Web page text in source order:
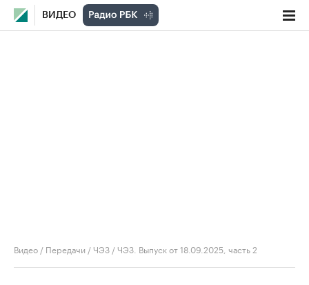
ВИДЕО
Видео / Передачи /ЧЭЗ /ЧЭЗ. Выпуск от 18.09.2025, часть 2